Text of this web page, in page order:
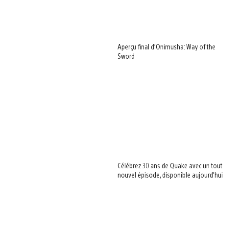
Aperçu final d’Onimusha: Way of the
Sword
Célébrez 30 ans de Quake avec un tout
nouvel épisode, disponible aujourd’hui